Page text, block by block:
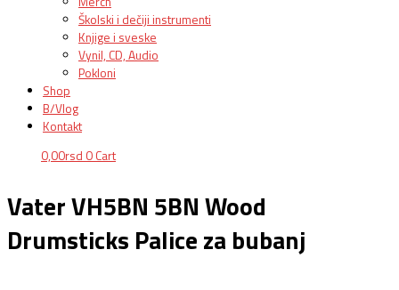
Školski i dečiji instrumenti
Knjige i sveske
Vynil, CD, Audio
Pokloni
Shop
B/Vlog
Kontakt
0,00rsd 0 Cart
Vater VH5BN 5BN Wood
Drumsticks Palice za bubanj